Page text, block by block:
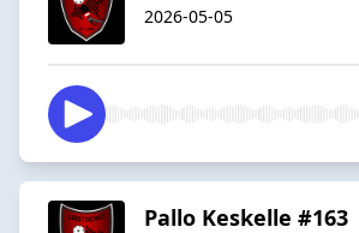
2026-05-05
Pallo Keskelle #163